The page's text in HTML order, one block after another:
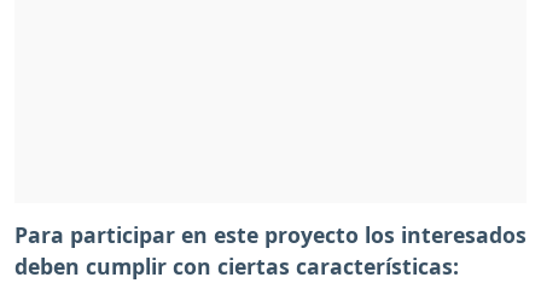
Para participar en este proyecto los interesados
deben cumplir con ciertas características: